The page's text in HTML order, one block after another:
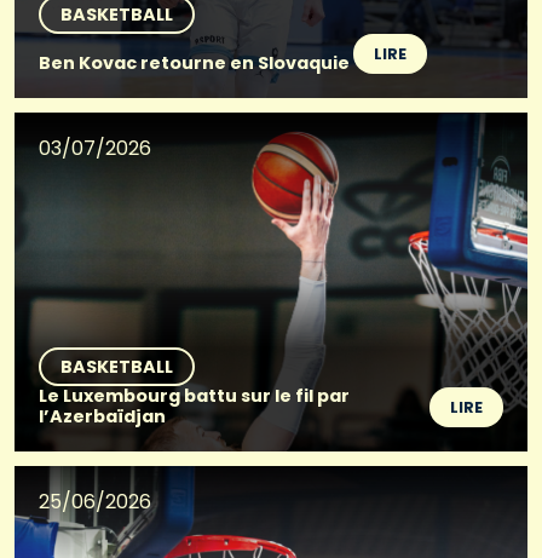
BASKETBALL
Ben Kovac retourne en Slovaquie
LIRE
03/07/2026
BASKETBALL
Le Luxembourg battu sur le fil par
l’Azerbaïdjan
LIRE
25/06/2026